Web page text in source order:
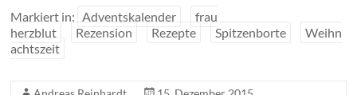
Markiert in: Adventskalender
frau
herzblut
Rezension Rezepte Spitzenborte
Weihn
achtszeit